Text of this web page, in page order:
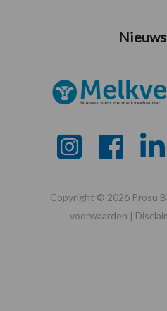
Copyright © 2026 Prosu
voorwaarden |